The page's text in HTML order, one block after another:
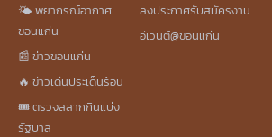
🌤️ พยากรณ์อากาศ
ขอนแก่น
📰 ข่าวขอนแก่น
🔥 ข่าวเด่นประเด็นร้อน
🎟️ ตรวจสลากกินแบ่ง
รัฐบาล
ลงประกาศรับสมัครงาน
อีเวนต์@ขอนแก่น